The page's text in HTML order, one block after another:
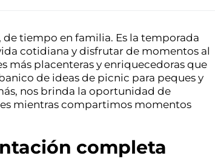
de tiempo en familia. Es la temporada
cotidiana y disfrutar de momentos al
más placenteras y enriquecedoras que
de ideas de picnic para peques y
nos brinda la oportunidad de
mientras compartimos momentos
completa